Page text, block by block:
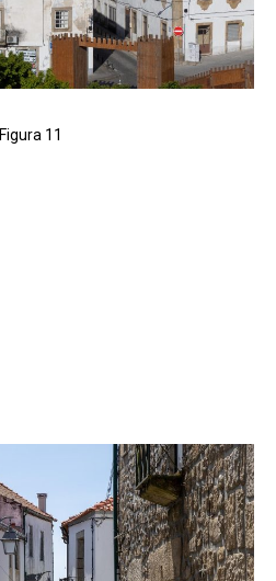
Figura 11